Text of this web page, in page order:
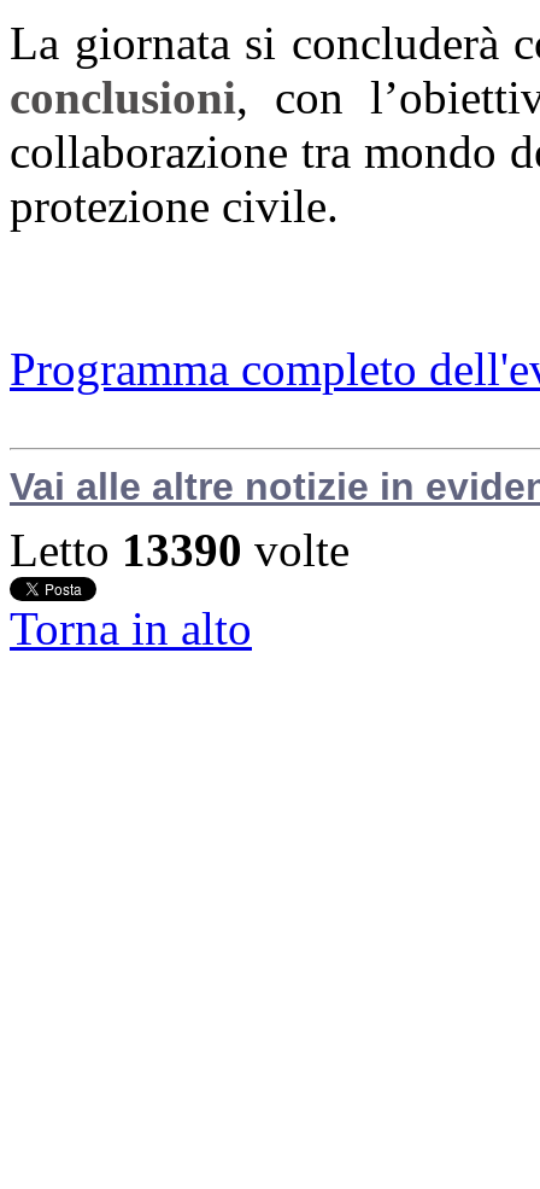
La giornata si concluderà
conclusioni, con
collaborazione tra mondo
protezione civile.
Programma completo
Vai alle altre notizie in
Letto 13390 volte
Torna in alto